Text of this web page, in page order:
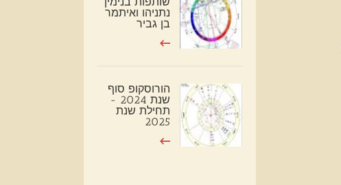
נתניהו ואיתמר
בן גביר
הורוסקופ סוף
שנת 2024 -
תחילת שנת
2025